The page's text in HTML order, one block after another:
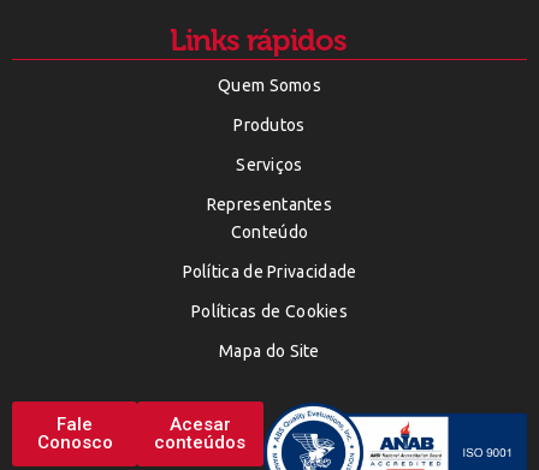
Links rápidos
Quem Somos
Produtos
Serviços
Representantes
Conteúdo
Política de Privacidade
Políticas de Cookies
Mapa do Site
Fale
Conosco
Acesar
conteúdos